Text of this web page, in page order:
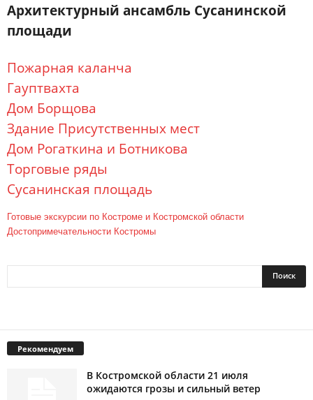
Архитектурный ансамбль Сусанинской
площади
Пожарная каланча
Гауптвахта
Дом Борщова
Здание Присутственных мест
Дом Рогаткина и Ботникова
Торговые ряды
Сусанинская площадь
Готовые экскурсии по Костроме и Костромской области
Достопримечательности Костромы
Рекомендуем
В Костромской области 21 июля
ожидаются грозы и сильный ветер